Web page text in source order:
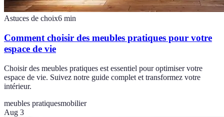
Astuces de choix6 min
Comment choisir des meubles pratiques pour votre
espace de vie
Choisir des meubles pratiques est essentiel pour optimiser votre
espace de vie. Suivez notre guide complet et transformez votre
intérieur.
meubles pratiquesmobilier
Aug 3